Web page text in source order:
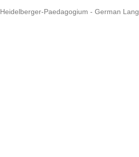
Heidelberger-Paedagogium - German